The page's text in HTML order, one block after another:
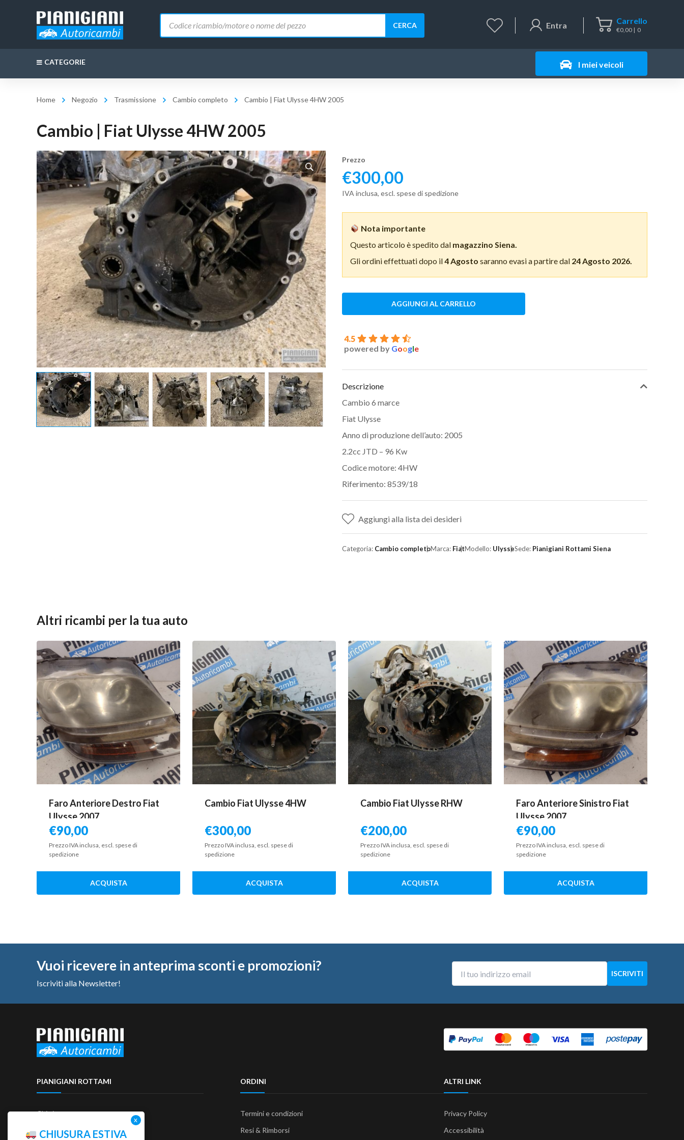
Carrello
€0,00 0
Entra
prodotti
CERCA
I miei veicoli
CATEGORIE
Home Negozio Trasmissione Cambio completo Cambio | Fiat Ulysse 4HW 2005
Cambio | Fiat Ulysse 4HW 2005
Prezzo
€300,00
IVA inclusa, escl. spese di spedizione
Nota importante
Questo articolo è spedito dal magazzino Siena.
Gli ordini effettuati dopo il4 Agosto saranno evasi a partire dal 24 Agosto 2026.
AGGIUNGI AL CARRELLO
4.5
powered by Google
Descrizione
Cambio 6 marce
Fiat Ulysse
Anno di produzione dell’auto: 2005
2.2cc JTD – 96 Kw
Codice motore: 4HW
Riferimento: 8539/18
Aggiungi alla lista dei desideri
Categoria: Cambio completoMarca: FiatModello: UlysseSede: Pianigiani Rottami Siena
Altri ricambi per la tua auto
Faro Anteriore Destro Fiat
Ulysse 2007
€90,00
Prezzo IVA inclusa, escl. spese di
spedizione
ACQUISTA
Cambio Fiat Ulysse 4HW
€300,00
Prezzo IVA inclusa, escl. spese di
spedizione
ACQUISTA
Cambio Fiat Ulysse RHW
€200,00
Prezzo IVA inclusa, escl. spese di
spedizione
ACQUISTA
Faro Anteriore Sinistro Fiat
Ulysse 2007
€90,00
Prezzo IVA inclusa, escl. spese di
spedizione
ACQUISTA
Vuoi ricevere in anteprima sconti e promozioni?
Iscriviti alla Newsletter!
PIANIGIANI ROTTAMI
Chi siamo
Contattaci
ORDINI
Termini e condizioni
Resi & Rimborsi
ALTRI LINK
Privacy Policy
Accessibilità
CHIUSURA ESTIVA